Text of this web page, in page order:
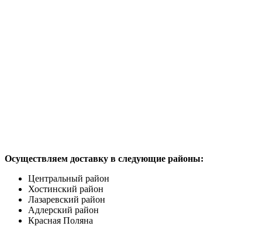
Осуществляем доставку в следующие районы:
Центральный район
Хостинский район
Лазаревский район
Адлерский район
Красная Поляна